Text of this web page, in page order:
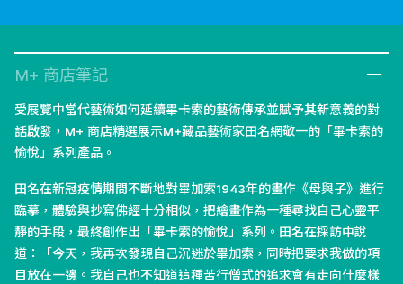
M+ 商店筆記
受展覽中當代藝術如何延續畢卡索的藝術傳承並賦予其新意義的對
話啟發，M+ 商店精選展示M+藏品藝術家田名網敬一的「畢卡索的
愉悅」系列產品。
田名在新冠疫情期間不斷地對畢加索1943年的畫作《母與子》進行
臨摹，體驗與抄寫佛經十分相似，把繪畫作為一種尋找自己心靈平
靜的手段，最終創作出「畢卡索的愉悅」系列。田名在採訪中說
道：「今天，我再次發現自己沉迷於畢加索，同時把要求我做的項
目放在一邊。我自己也不知道這種苦行僧式的追求會有走向什麼樣